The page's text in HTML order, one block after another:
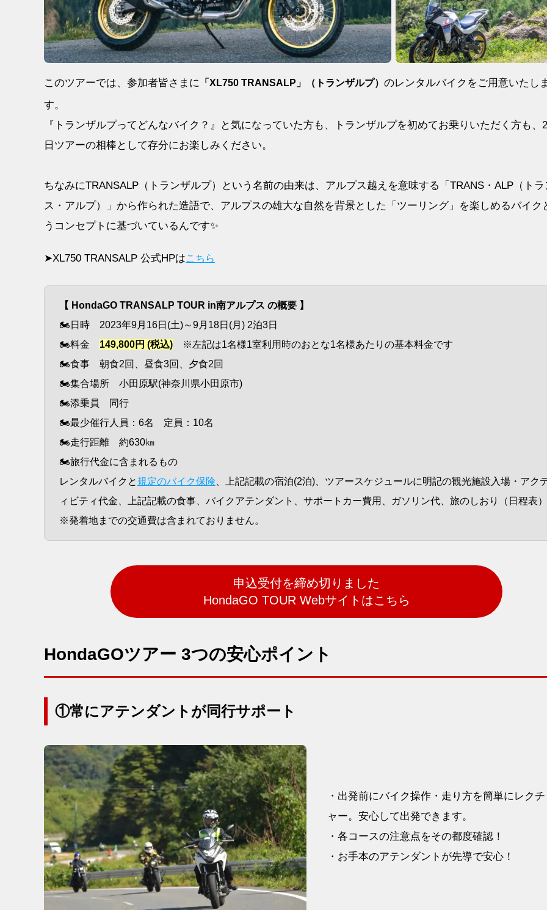
このツアーでは、参加者皆さまに 「XL750 TRANSALP」（トランザルプ） のレンタルバイクをご用意いたし
す。
『トランザルプってどんなバイク？』と気になっていた方も、トランザルプを初めてお乗りいただく方も、
日ツアーの相棒として存分にお楽しみください。
ちなみにTRANSALP（トランザルプ）という名前の由来は、アルプス越えを意味する「TRANS・ALP（トラ
ス・アルプ）」から作られた造語で、アルプスの雄大な自然を背景とした「ツーリング」を楽しめるバイク
うコンセプトに基づいているんです✨
➤XL750 TRANSALP 公式HPはこちら
【 HondaGO TRANSALP TOUR in南アルプス の概要 】
🏍日時 2023年9月16日(土)～9月18日(月) 2泊3日
🏍料金 149,800円 (税込) ※左記は1名様1室利用時のおとな1名様あたりの基本料金です
🏍食事 朝食2回、昼食3回、夕食2回
🏍集合場所 小田原駅(神奈川県小田原市)
🏍添乗員 同行
🏍最少催行人員：6名 定員：10名
🏍走行距離 約630㎞
🏍旅行代金に含まれるもの
レンタルバイクと 規定のバイク保険 、上記記載の宿泊(2泊)、ツアースケジュールに明記の観光施設入場・アク
ィビティ代金、上記記載の食事、バイクアテンダント、サポートカー費用、ガソリン代、旅のしおり（日程表）
※発着地までの交通費は含まれておりません。
申込受付を締め切りました
HondaGO TOUR Webサイトはこちら
HondaGOツアー 3つの安心ポイント
①常にアテンダントが同行サポート
・出発前にバイク操作・走り方を簡単にレクチ
ャー。安心して出発できます。
・各コースの注意点をその都度確認！
・お手本のアテンダントが先導で安心！